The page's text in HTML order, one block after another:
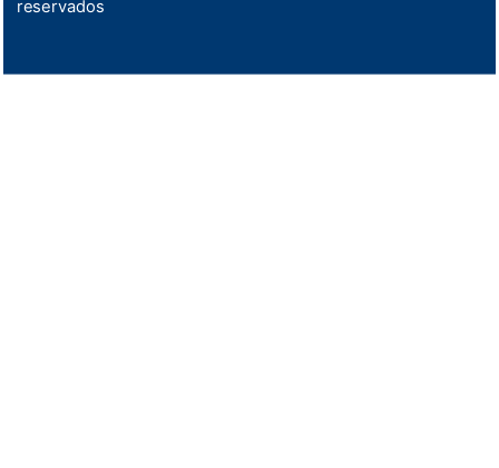
reservados